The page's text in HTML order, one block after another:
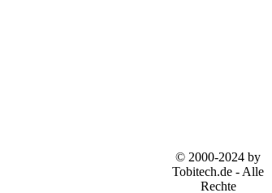
© 2000-2024 by
Tobitech.de - Alle
Rechte